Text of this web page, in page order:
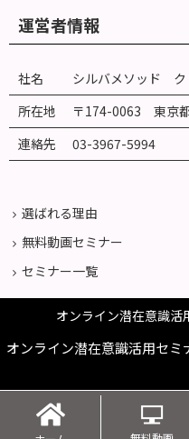
運営者情報
社名
シルバメソッド ク
所在地
〒174-0063 東京
連絡先
03-3967-5994
選ばれる理由
無料動画セミナー
セミナー一覧
オンライン潜在意識活
オンライン潜在意識活用セミ